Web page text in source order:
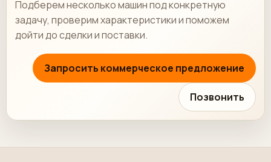
Подберем несколько машин под конкретную
задачу, проверим характеристики и поможем
дойти до сделки и поставки.
Запросить коммерческое предложение
Позвонить